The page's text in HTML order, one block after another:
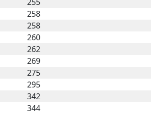
258
258
260
262
269
275
295
342
344